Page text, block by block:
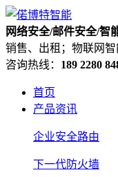
网络安全/邮件安全/智
销售、出租；物联网智
咨询热线： 189 2280
首页
产品资讯
企业安全路由
下一代防火墙